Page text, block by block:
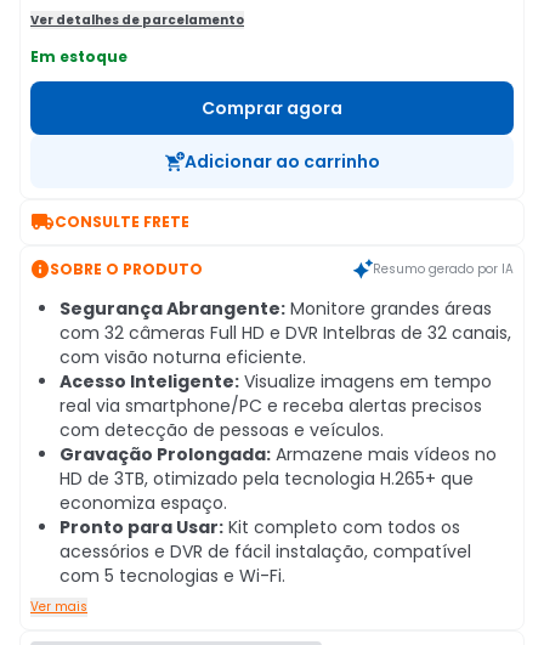
Ver detalhes de parcelamento
Em estoque
Comprar agora
Adicionar ao carrinho
CONSULTE FRETE
SOBRE O PRODUTO Resumo gerado por IA
Segurança Abrangente: Monitore grandes áreas
com 32 câmeras Full HD e DVR Intelbras de 32 canais,
com visão noturna eficiente.
Acesso Inteligente: Visualize imagens em tempo
real via smartphone/PC e receba alertas precisos
com detecção de pessoas e veículos.
Gravação Prolongada: Armazene mais vídeos no
HD de 3TB, otimizado pela tecnologia H.265+ que
economiza espaço.
Pronto para Usar: Kit completo com todos os
acessórios e DVR de fácil instalação, compatível
com 5 tecnologias e Wi-Fi.
Ver mais